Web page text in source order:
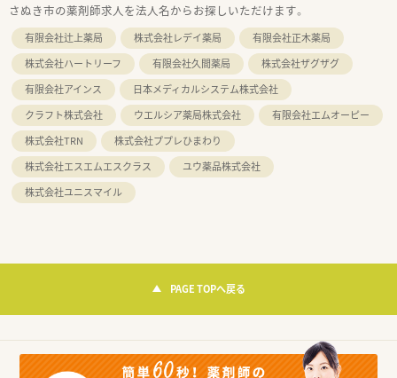
さぬき市の薬剤師求人を法人名からお探しいただけます。
有限会社辻上薬局 株式会社レデイ薬局
有限会社正木薬局
株式会社ハートリーフ
有限会社久間薬局
株式会社ザグザグ
有限会社アインス
日本メディカルシステム株式会社
クラフト株式会社
ウエルシア薬局株式会社
有限会社エムオーピー
株式会社TRN
株式会社ププレひまわり
株式会社エスエムエスクラス
ユウ薬品株式会社
株式会社ユニスマイル
PAGE TOPへ戻る